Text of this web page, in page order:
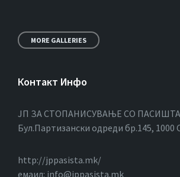
MORE GALLERIES
Контакт Инфо
ЈП ЗА СТОПАНИСУВАЊЕ СО ПАСИШТА
Бул.Партизански oдреди бр.145, 1000
http://jppasista.mk/
емаил: info@jppasista.mk